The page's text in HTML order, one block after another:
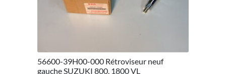
56600-39H00-000 Rétroviseur neuf
gauche SUZUKI 800. 1800 VL